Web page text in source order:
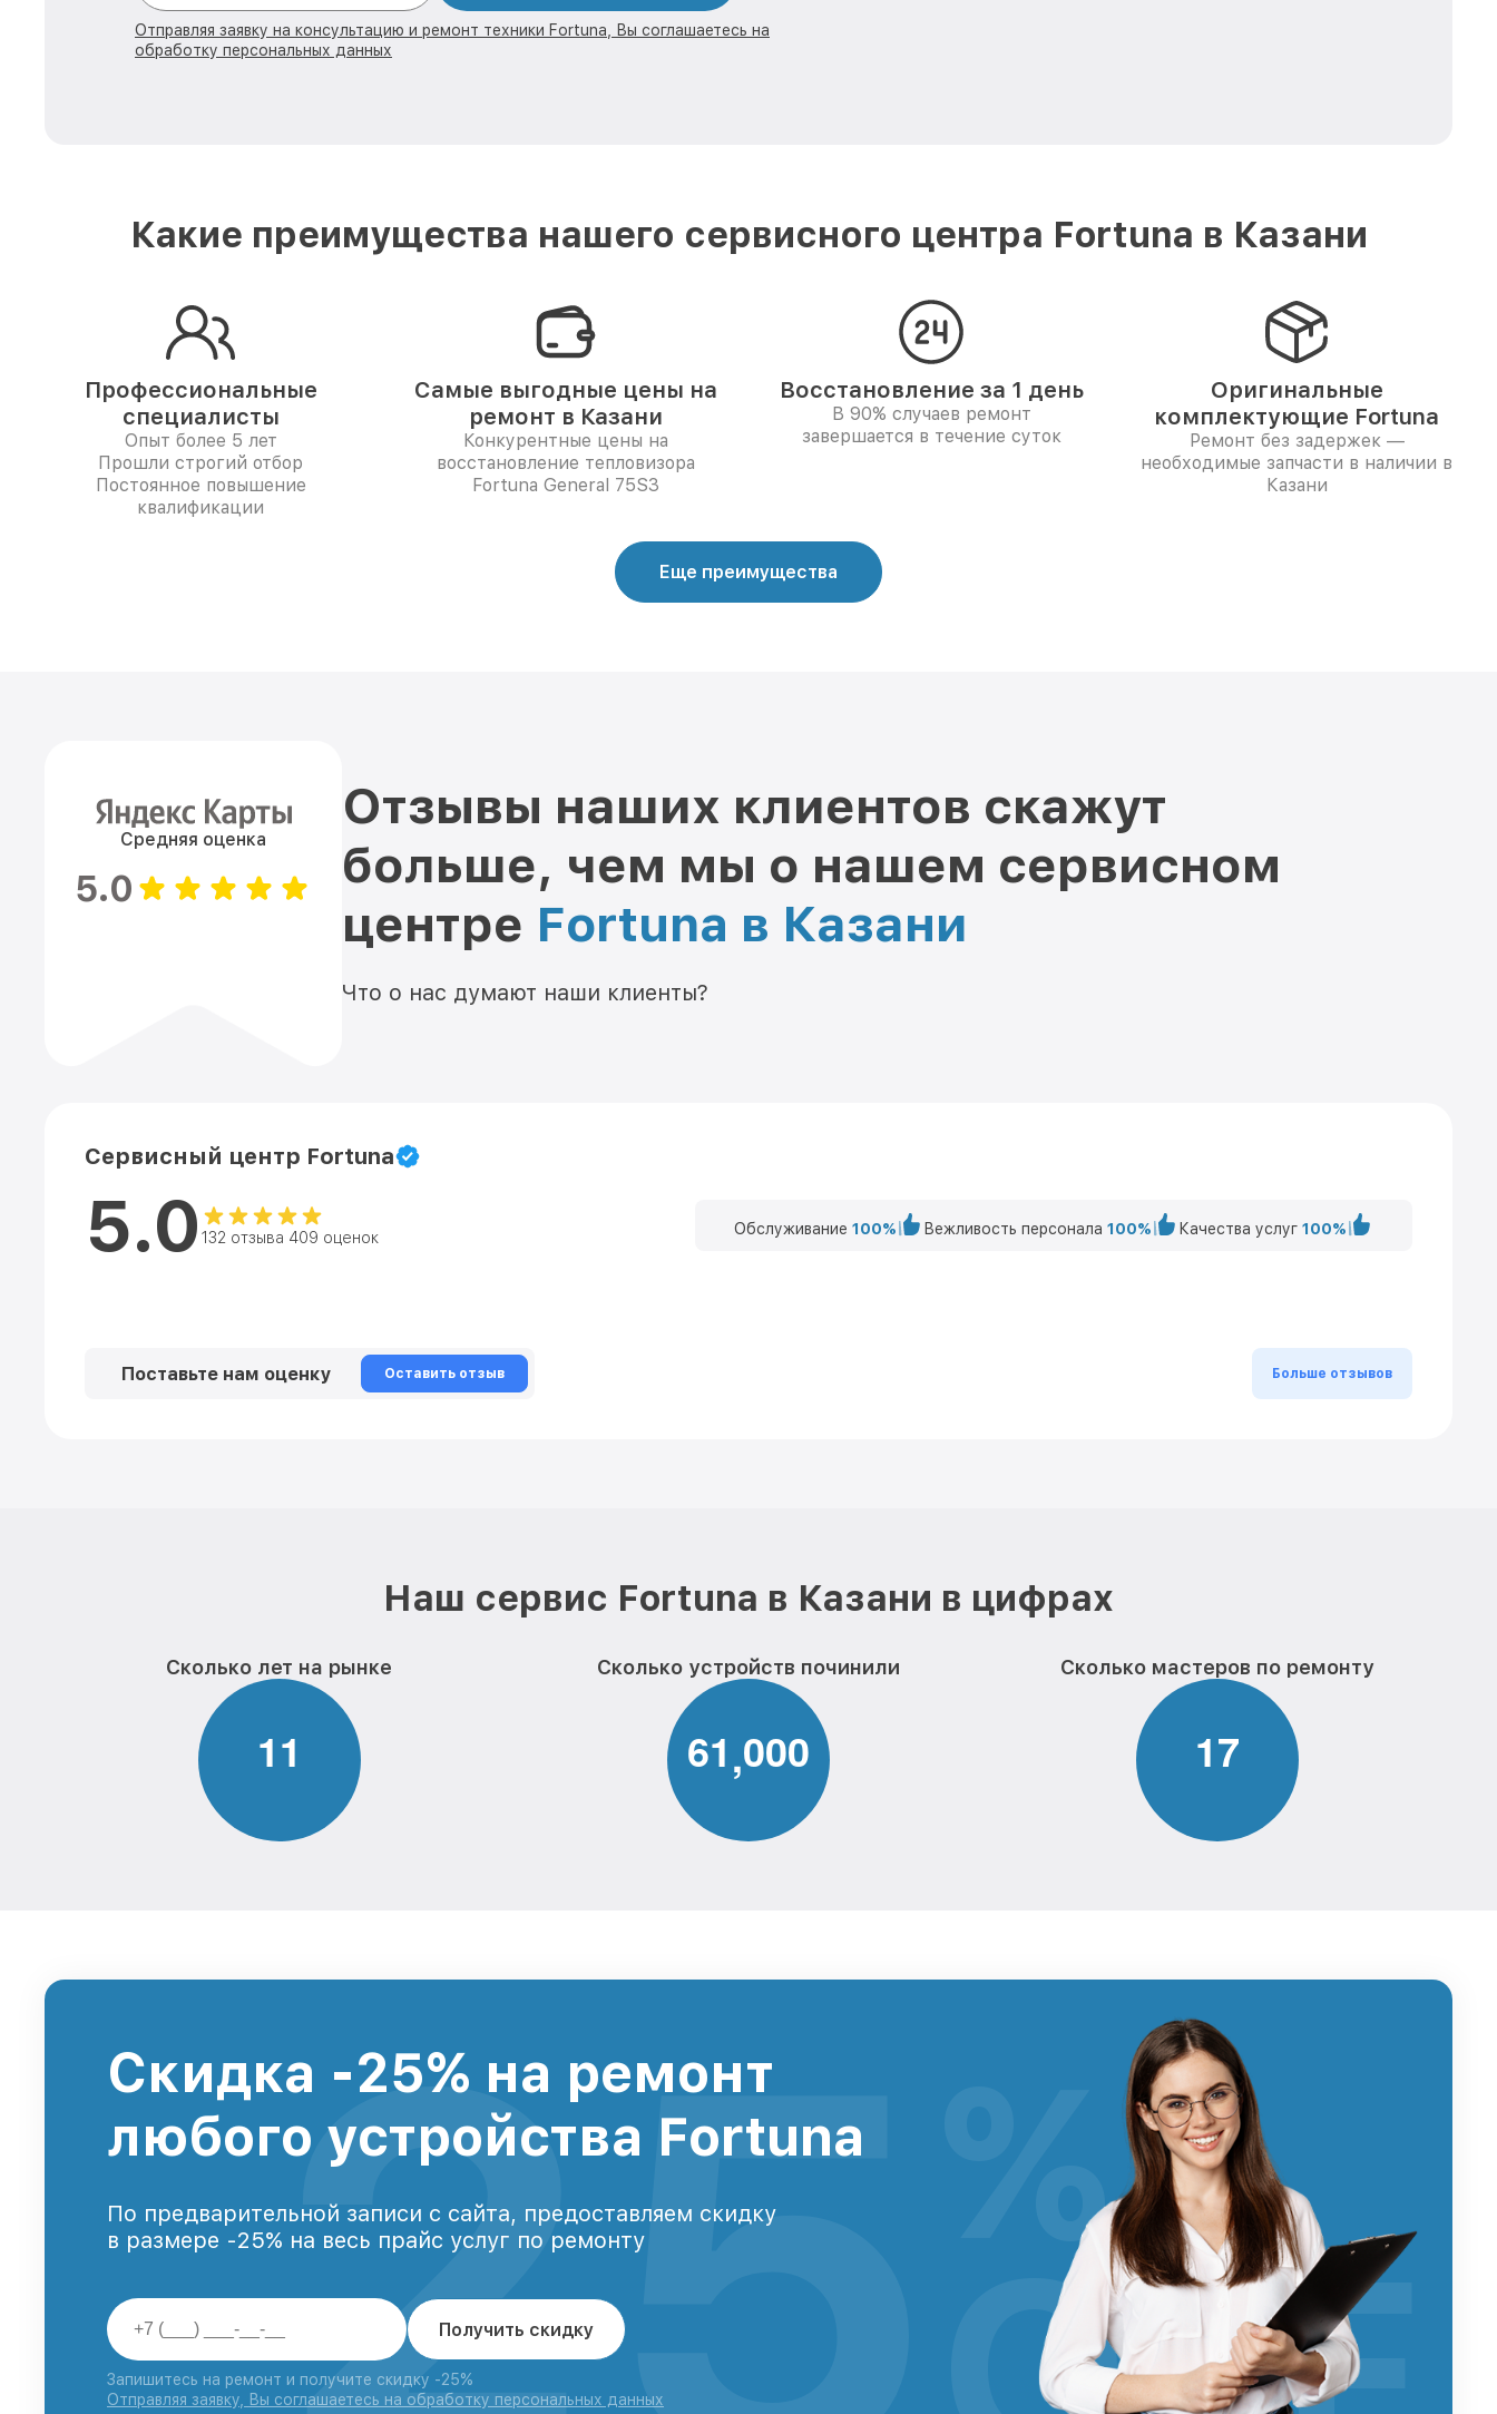
Отправляя заявку на консультацию и ремонт техники Fortuna, Вы соглашаетесь на
обработку персональных данных
Какие преимущества нашего сервисного центра Fortuna в Казани
Профессиональные
специалисты
Опыт более 5 лет
Прошли строгий отбор
Постоянное повышение
квалификации
Самые выгодные цены на
ремонт в Казани
Конкурентные цены на
восстановление тепловизора
Fortuna General 75S3
Восстановление за 1 день
В 90% случаев ремонт
завершается в течение суток
Оригинальные
комплектующие Fortuna
Ремонт без задержек —
необходимые запчасти в наличии в
Казани
Еще преимущества
Средняя оценка
5.0
Отзывы наших клиентов скажут
больше, чем мы о нашем сервисном
центре Fortuna в Казани
Что о нас думают наши клиенты?
Сервисный центр Fortuna
5.0 132 отзыва 409 оценок Обслуживание 100% Вежливость персонала 100% Качества услуг 100%
Поставьте нам оценку Оставить отзыв Больше отзывов
Наш сервис Fortuna в Казани в цифрах
Сколько лет на рынке
11
Сколько устройств починили
61,000
Сколько мастеров по ремонту
17
Скидка -25% на ремонт
любого устройства Fortuna
По предварительной записи с сайта, предоставляем скидку
в размере -25% на весь прайс услуг по ремонту
Получить скидку
Запишитесь на ремонт и получите скидку -25%
Отправляя заявку, Вы соглашаетесь на обработку персональных данных
25 %